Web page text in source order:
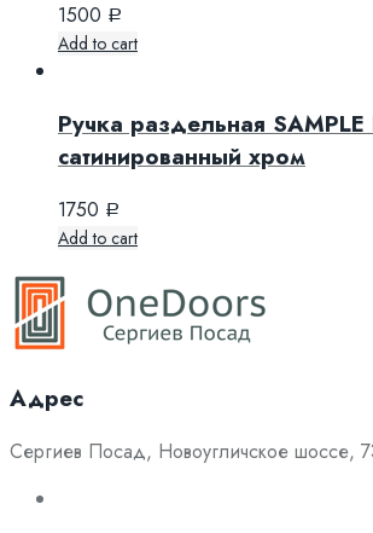
1500 Р
Add to cart
Ручка раздельная SAMPLE
сатинированный хром
1750 Р
Add to cart
Адрес
Сергиев Посад, Новоугличское шоссе,